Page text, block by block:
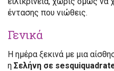
έντασης που νιώθεις.
Γενικά
Η ημέρα ξεκινά με μια
η Σελήνη σε